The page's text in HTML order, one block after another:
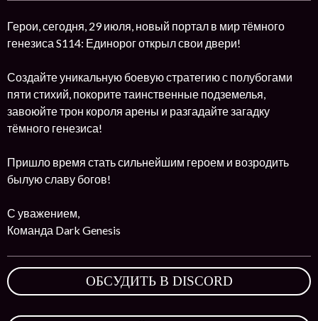
Герои, сегодня, 29 июля, новый портал в мир тёмного
генезиса S114: Единорог открыл свои двери!
Создайте уникальную боевую стратегию с полубогами
пяти стихий, покорите таинственные подземелья,
завоюйте трон короля арены и разгадайте загадку
тёмного генезиса!
Пришло время стать сильнейшим героем и возродить
былую славу богов!
С уважением,
Команда Dark Genesis
ОБСУДИТЬ В DISCORD